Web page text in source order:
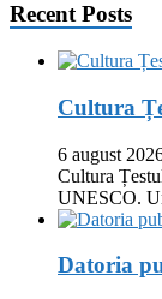
Recent Posts
Cultura
6 august
Cultura
UNESCO.
Datoria